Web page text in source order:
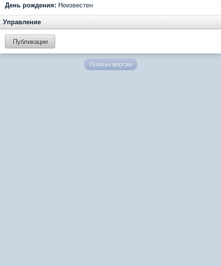
День рождения: Неизвестен
Управление
Публикации
Полная версия